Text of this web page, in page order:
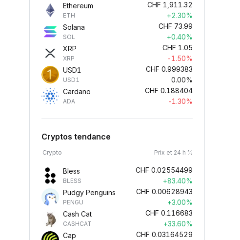
Ethereum
ETH
CHF 1,911.32
+2.30%
Solana
SOL
CHF 73.99
+0.40%
XRP
XRP
CHF 1.05
-1.50%
USD1
USD1
CHF 0.999383
0.00%
Cardano
ADA
CHF 0.188404
-1.30%
Cryptos tendance
Crypto Prix et 24 h %
Bless
BLESS
CHF 0.02554499
+83.40%
Pudgy Penguins
PENGU
CHF 0.00628943
+3.00%
Cash Cat
CASHCAT
CHF 0.116683
+33.60%
Cap
CHF 0.03164529